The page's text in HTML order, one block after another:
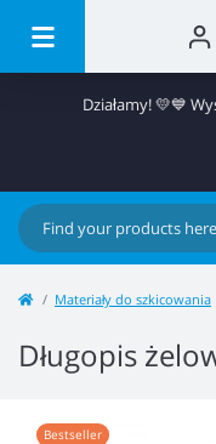
Działamy! 💛💙
Materiały do ​​szkicowania
Długopis
Bestseller